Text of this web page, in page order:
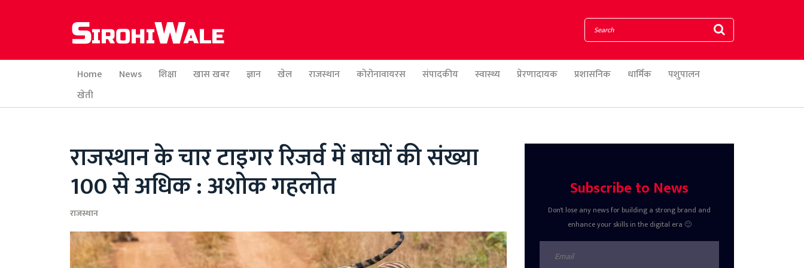
Home News शिक्षा खास खबर ज्ञान खेल राजस्थान कोरोनावायरस संपादकीय स्वास्थ्य प्रेरणादायक प्रशासनिक धार्मिक
पशुपालन
खेती
राजस्थान के चार टाइगर रिजर्व में बाघों की संख्या
100 से अधिक : अशोक गहलोत
राजस्थान
Subscribe to News
Don't lose any news for building a strong brand and
enhance your skills in the digital era 🙂